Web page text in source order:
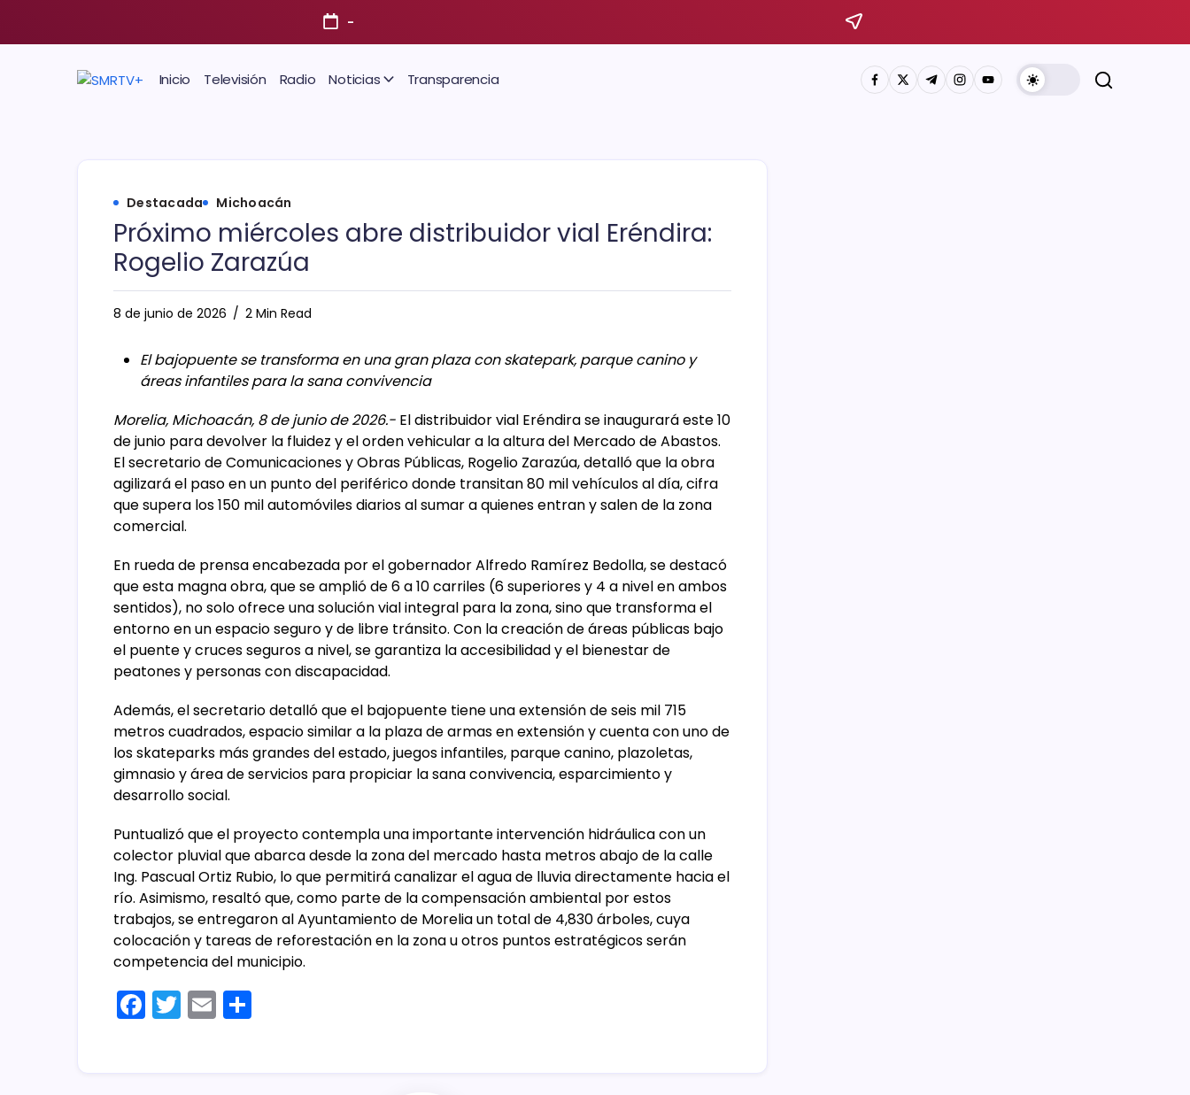
-
Inicio Televisión Radio Noticias Transparencia
Destacada Michoacán
Próximo miércoles abre distribuidor vial Eréndira:
Rogelio Zarazúa
8 de junio de 2026 2 Min Read
El bajopuente se transforma en una gran plaza con skatepark, parque canino y
áreas infantiles para la sana convivencia
Morelia, Michoacán, 8 de junio de 2026.- El distribuidor vial Eréndira se inaugurará este 10
de junio para devolver la fluidez y el orden vehicular a la altura del Mercado de Abastos.
El secretario de Comunicaciones y Obras Públicas, Rogelio Zarazúa, detalló que la obra
agilizará el paso en un punto del periférico donde transitan 80 mil vehículos al día, cifra
que supera los 150 mil automóviles diarios al sumar a quienes entran y salen de la zona
comercial.
En rueda de prensa encabezada por el gobernador Alfredo Ramírez Bedolla, se destacó
que esta magna obra, que se amplió de 6 a 10 carriles (6 superiores y 4 a nivel en ambos
sentidos), no solo ofrece una solución vial integral para la zona, sino que transforma el
entorno en un espacio seguro y de libre tránsito. Con la creación de áreas públicas bajo
el puente y cruces seguros a nivel, se garantiza la accesibilidad y el bienestar de
peatones y personas con discapacidad.
Además, el secretario detalló que el bajopuente tiene una extensión de seis mil 715
metros cuadrados, espacio similar a la plaza de armas en extensión y cuenta con uno de
los skateparks más grandes del estado, juegos infantiles, parque canino, plazoletas,
gimnasio y área de servicios para propiciar la sana convivencia, esparcimiento y
desarrollo social.
Puntualizó que el proyecto contempla una importante intervención hidráulica con un
colector pluvial que abarca desde la zona del mercado hasta metros abajo de la calle
Ing. Pascual Ortiz Rubio, lo que permitirá canalizar el agua de lluvia directamente hacia el
río. Asimismo, resaltó que, como parte de la compensación ambiental por estos
trabajos, se entregaron al Ayuntamiento de Morelia un total de 4,830 árboles, cuya
colocación y tareas de reforestación en la zona u otros puntos estratégicos serán
competencia del municipio.
F
a
T
w
E
m